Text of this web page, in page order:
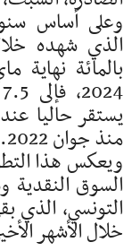
وعلى أساس
منذ جوان 2022.
ويعكس هذا
السوق النقدية
خلال الأشهر